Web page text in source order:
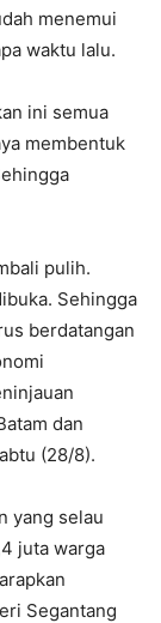
menemui
waktu lalu.
ini semua
membentuk
pulih.
Sehingga
berdatangan
dan
(28/8).
yang selau
juta warga
Segantang